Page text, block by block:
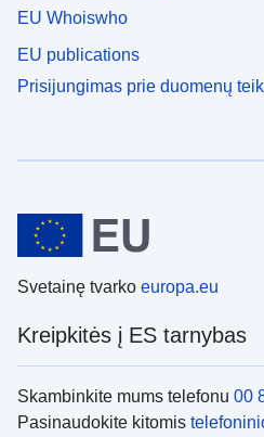
EU Whoiswho
EU publications
Prisijungimas prie duomenų
Svetainę tvarko europa.eu
Kreipkitės į ES tarnybas
Skambinkite mums telefonu 00
Pasinaudokite kitomis